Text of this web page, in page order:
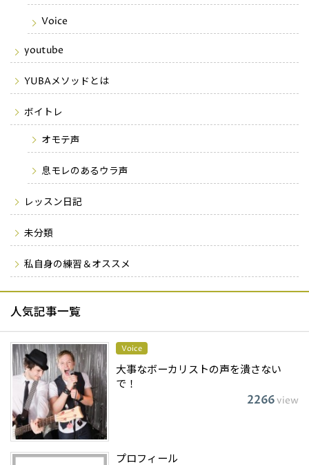
Voice
youtube
YUBAメソッドとは
ボイトレ
オモテ声
息モレのあるウラ声
レッスン日記
未分類
私自身の練習＆オススメ
人気記事一覧
Voice
大事なボーカリストの声を潰さない
で！
2266view
プロフィール